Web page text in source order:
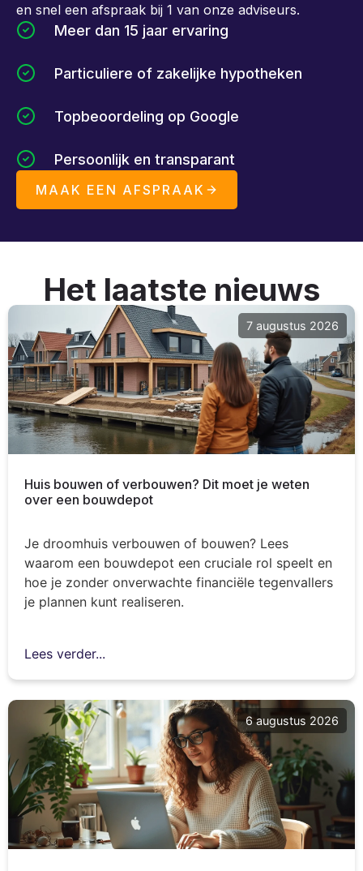
en snel een afspraak bij 1 van onze adviseurs.
Meer dan 15 jaar ervaring
Particuliere of zakelijke hypotheken
Topbeoordeling op Google
Persoonlijk en transparant
MAAK EEN AFSPRAAK
Het laatste nieuws
7 augustus 2026
Huis bouwen of verbouwen? Dit moet je weten
over een bouwdepot
Je droomhuis verbouwen of bouwen? Lees
waarom een bouwdepot een cruciale rol speelt en
hoe je zonder onverwachte financiële tegenvallers
je plannen kunt realiseren.
Lees verder...
6 augustus 2026